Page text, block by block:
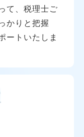
て、税理士ご
かりと把握
ートいたしま